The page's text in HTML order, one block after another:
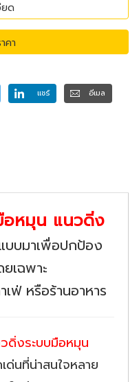
ยด
คา
แชร์
อีเมล
อหมุน แนวดิ่ง
บบมาเพื่อปกป้อง
เฉพาะ
เฟ่ หรือร้านอาหาร
ดิ่งระบบมือหมุน
ด่นที่น่าสนใจหลาย